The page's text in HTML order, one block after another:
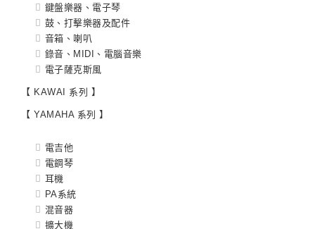
鍵盤樂器、電子琴
鼓、打擊樂器及配件
音箱、喇叭
錄音、MIDI、電腦音樂
電子薩克斯風
【 KAWAI 系列 】
【 YAMAHA 系列 】
電吉他
電鋼琴
耳機
PA系統
混音器
擴大機